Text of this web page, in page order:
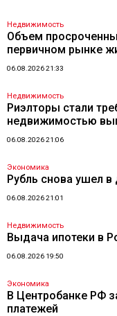
Недвижимость
Объем
первичном рынке
06.08.2026 21:33
Недвижимость
Риэлторы стали
недвижимостью
06.08.2026 21:06
Экономика
Рубль снова ушел
06.08.2026 21:01
Недвижимость
Выдача ипотеки в
06.08.2026 19:50
Экономика
В Центробанке РФ
платежей